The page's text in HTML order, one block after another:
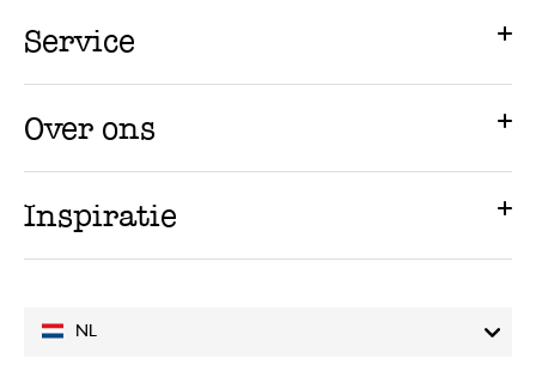
NL
Service
Over ons
Inspiratie